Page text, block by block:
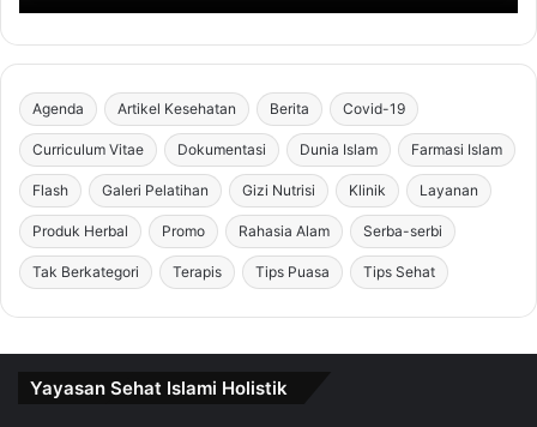
Agenda Artikel Kesehatan Berita Covid-19
Curriculum Vitae Dokumentasi Dunia Islam Farmasi Islam
Flash Galeri Pelatihan Gizi Nutrisi Klinik Layanan
Produk Herbal Promo Rahasia Alam Serba-serbi
Tak Berkategori Terapis Tips Puasa Tips Sehat
Yayasan Sehat Islami Holistik